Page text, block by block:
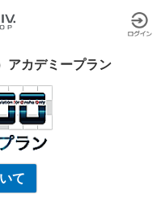
アカデミープラン
て